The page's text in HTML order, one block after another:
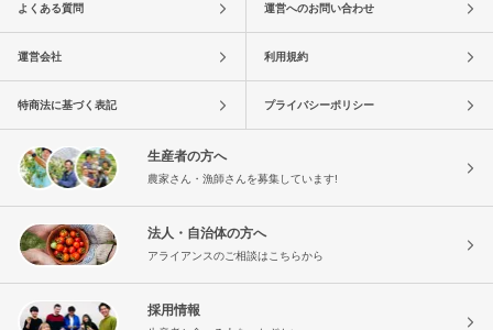
よくある質問 運営へのお問い合わせ
運営会社 利用規約
特商法に基づく表記 プライバシーポリシー
生産者の方へ
農家さん・漁師さんを募集しています!
法人・自治体の方へ
アライアンスのご相談はこちらから
採用情報